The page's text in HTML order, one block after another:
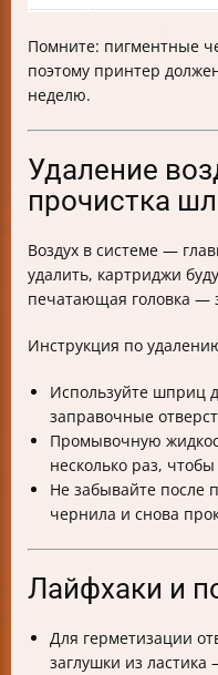
Помните: пигментные
поэтому принтер
неделю.
Удаление
прочистка
Воздух в системе —
удалить, картриджи
печатающая головка —
Инструкция по
Используйте шприц
заправочные
Промывочную
несколько раз,
Не забывайте после
чернила и снова
Лайфхаки и
Для герметизации
заглушки из ластика